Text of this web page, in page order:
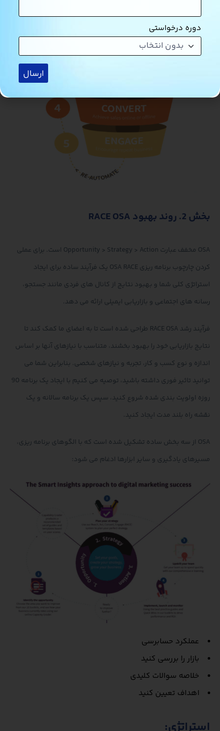
بخش 2. روند بهبود RACE OSA
OSA مخفف عبارت Opportunity > Strategy > Action است. برای عملی
کردن چارچوب برنامه ریزی OSA RACE یک فرآیند ساده برای ایجاد
استراتژی کلی شما و بهبود نتایج از کانال های فردی مانند جستجو،
رسانه های اجتماعی و بازاریابی ایمیلی ارائه می دهد.
فرآیند رشد RACE OSA طراحی شده است تا به اعضای ما کمک کند تا
نتایج بازاریابی خود را بهبود بخشند، متناسب با نیازهای آنها بر اساس
اندازه و نوع کسب و کار، تجربه و نیازهای شخصی. بنابراین شما می
توانید تاثیر فوری داشته باشید، توصیه می کنیم با ایجاد یک برنامه 90
روزه اولویت بندی شده شروع کنید، سپس یک برنامه سالانه و یک
نقشه راه بلند مدت ایجاد کنید.
OSA از سه بخش ساده تشکیل شده است که با الگوهای برنامه ریزی،
مسیرهای یادگیری و سایر ابزارها ادغام می شود:
عملکرد حسابرسی
بازار را بررسی کنید
خلاصه سوالات کلیدی
اهداف تعیین کنید
استراتژی:
دوره درخواستی
ارسال